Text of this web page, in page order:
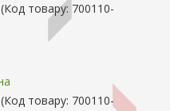
(Код товару: 700110-
(Код товару: 700110-